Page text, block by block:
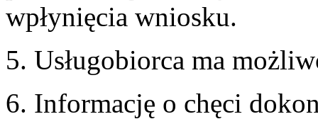
wpłynięcia wniosku.
5. Usługobiorca ma
6. Informację o chęci